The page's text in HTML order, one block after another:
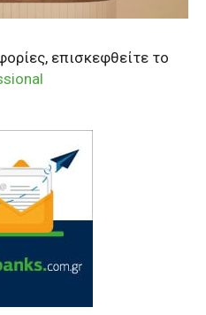
επισκεφθείτε το